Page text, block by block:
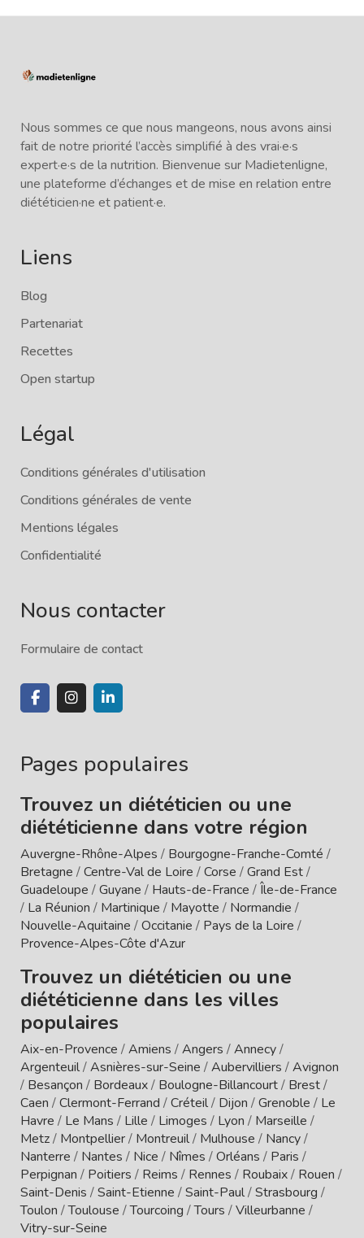
Nous sommes ce que nous mangeons, nous avons ainsi
fait de notre priorité l’accès simplifié à des vrai·e·s
expert·e·s de la nutrition. Bienvenue sur Madietenligne,
une plateforme d’échanges et de mise en relation entre
diététicien·ne et patient·e.
Liens
Blog
Partenariat
Recettes
Open startup
Légal
Conditions générales d'utilisation
Conditions générales de vente
Mentions légales
Confidentialité
Nous contacter
Formulaire de contact
Pages populaires
Trouvez un diététicien ou une
diététicienne dans votre région
Auvergne-Rhône-Alpes / Bourgogne-Franche-Comté /
Bretagne /Centre-Val de Loire /Corse /Grand Est/
Guadeloupe /Guyane / Hauts-de-France /Île-de-France
/ La Réunion / Martinique / Mayotte / Normandie /
Nouvelle-Aquitaine /Occitanie / Pays de la Loire /
Provence-Alpes-Côte d'Azur
Trouvez un diététicien ou une
diététicienne dans les villes
populaires
Aix-en-Provence /Amiens /Angers /Annecy/
Argenteuil/Asnières-sur-Seine /Aubervilliers /Avignon
/ Besançon / Bordeaux/ Boulogne-Billancourt/ Brest/
Caen /Clermont-Ferrand /Créteil/ Dijon /Grenoble / Le
Havre / Le Mans / Lille / Limoges / Lyon / Marseille /
Metz/ Montpellier/ Montreuil/ Mulhouse / Nancy/
Nanterre / Nantes / Nice / Nîmes /Orléans / Paris /
Perpignan / Poitiers / Reims / Rennes / Roubaix/ Rouen /
Saint-Denis /Saint-Etienne /Saint-Paul/Strasbourg /
Toulon /Toulouse /Tourcoing /Tours /Villeurbanne /
Vitry-sur-Seine